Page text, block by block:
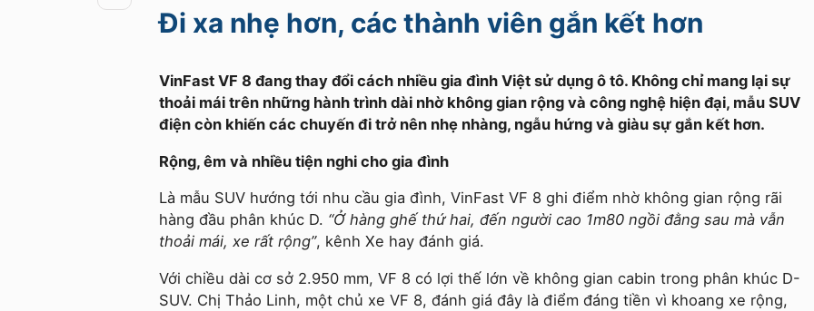
Đi xa nhẹ hơn, các thành viên gắn kết hơn
VinFast VF 8 đang thay đổi cách nhiều gia đình Việt sử dụng ô tô. Không chỉ mang lại sự
thoải mái trên những hành trình dài nhờ không gian rộng và công nghệ hiện đại, mẫu SUV
điện còn khiến các chuyến đi trở nên nhẹ nhàng, ngẫu hứng và giàu sự gắn kết hơn.
Rộng, êm và nhiều tiện nghi cho gia đình
Là mẫu SUV hướng tới nhu cầu gia đình, VinFast VF 8 ghi điểm nhờ không gian rộng rãi
hàng đầu phân khúc D. “Ở hàng ghế thứ hai, đến người cao 1m80 ngồi đằng sau mà vẫn
thoải mái, xe rất rộng”, kênh Xe hay đánh giá.
Với chiều dài cơ sở 2.950 mm, VF 8 có lợi thế lớn về không gian cabin trong phân khúc D-
SUV. Chị Thảo Linh, một chủ xe VF 8, đánh giá đây là điểm đáng tiền vì khoang xe rộng,